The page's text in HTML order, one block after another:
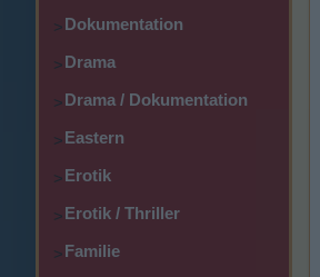
>Dokumentation
>Drama
>Drama / Dokumentation
>Eastern
>Erotik
>Erotik / Thriller
>Familie